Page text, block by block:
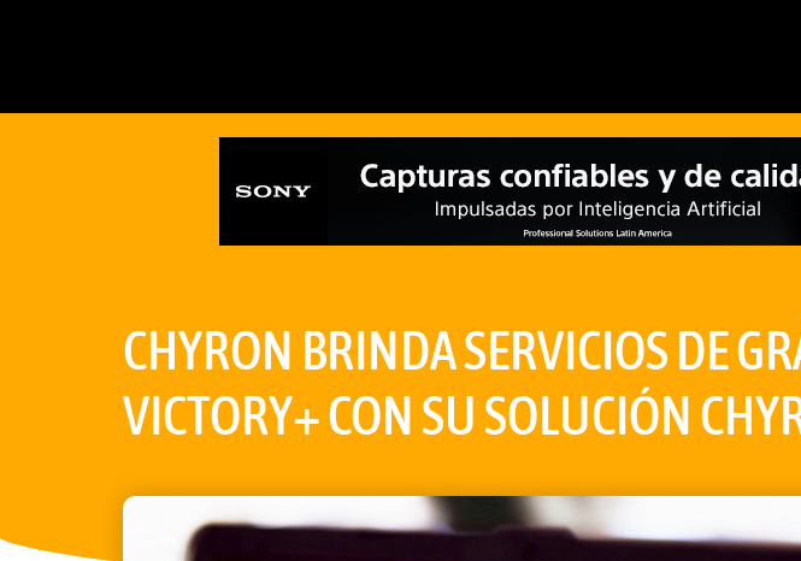
CHYRON BRINDA SERVICIOS DE
VICTORY+ CON SU SOLUCIÓN